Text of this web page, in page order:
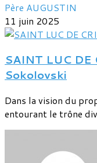
Père AUGUSTIN
11 juin 2025
SAINT LUC
Sokolovski
Dans la vision du
entourant le trône